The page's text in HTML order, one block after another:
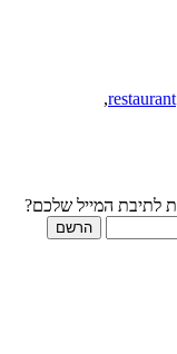
restaurant
,
לתיבת המייל שלכם?